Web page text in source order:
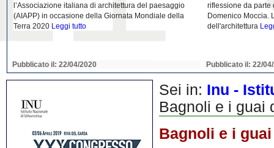
l’Associazione italiana di architettura del paesaggio
(AIAPP) in occasione della Giornata Mondiale della
Terra 2020 Leggi tutto
Pubblicato il: 22/04/2020
riflessione da parte
Domenico Moccia.
dell'architettura
Pubblicato il: 22/
Sei in: Inu -
Bagnoli e i guai
Bagnoli e i